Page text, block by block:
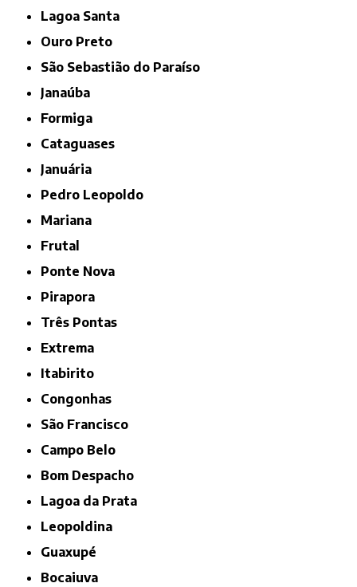
Lagoa Santa
Ouro Preto
São Sebastião do Paraíso
Janaúba
Formiga
Cataguases
Januária
Pedro Leopoldo
Mariana
Frutal
Ponte Nova
Pirapora
Três Pontas
Extrema
Itabirito
Congonhas
São Francisco
Campo Belo
Bom Despacho
Lagoa da Prata
Leopoldina
Guaxupé
Bocaiuva